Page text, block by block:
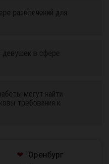
развлечений для
девушек в сфере
могут найти
требования к
Оренбург